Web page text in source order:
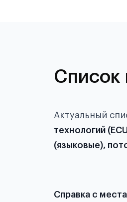
Список
Актуальный
технологий
(языковые),
Справка с